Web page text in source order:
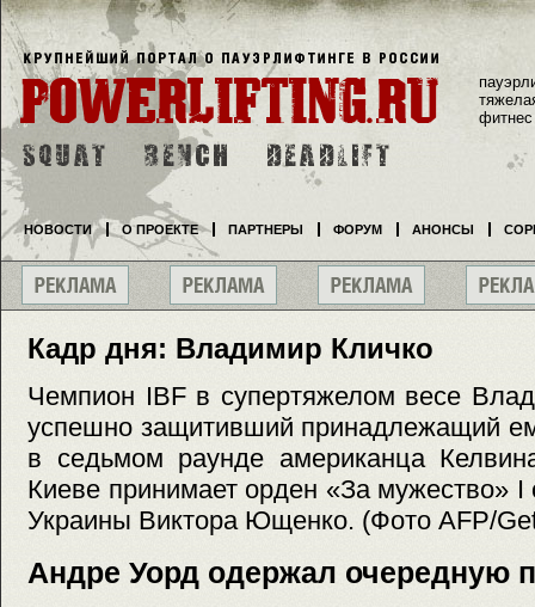
Кадр дня: Владимир Кличко
Чемпион IBF в супертяжелом весе
успешно защитивший принадлежащий
в седьмом раунде американца
Киеве принимает орден «За мужество» І
Украины Виктора Ющенко. (Фото AFP/
Андре Уорд одержал очередную
фитнес
НОВОСТИ О ПРОЕКТЕ ПАРТНЕРЫ ФОРУМ АНОНСЫ